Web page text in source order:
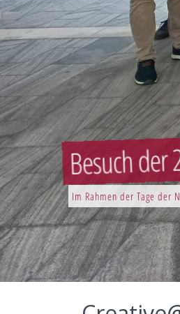
Im Rahmen der Tage der
Besuch der